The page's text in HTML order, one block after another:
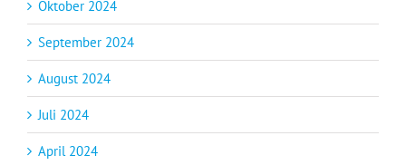
Oktober 2024
September 2024
August 2024
Juli 2024
April 2024